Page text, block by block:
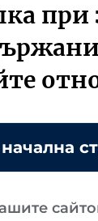
при